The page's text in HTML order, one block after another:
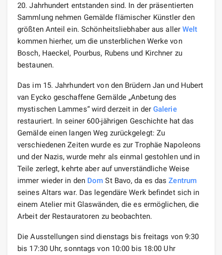
20. Jahrhundert entstanden sind. In der präsentierten
Sammlung nehmen Gemälde flämischer Künstler den
größten Anteil ein. Schönheitsliebhaber aus allerWelt
kommen hierher, um die unsterblichen Werke von
Bosch, Haeckel, Pourbus, Rubens und Kirchner zu
bestaunen.
Das im 15. Jahrhundert von den Brüdern Jan und Hubert
van Eycko geschaffene Gemälde „Anbetung des
mystischen Lammes“ wird derzeit in der Galerie
restauriert. In seiner 600-jährigen Geschichte hat das
Gemälde einen langen Weg zurückgelegt: Zu
verschiedenen Zeiten wurde es zur Trophäe Napoleons
und der Nazis, wurde mehr als einmal gestohlen und in
Teile zerlegt, kehrte aber auf unverständliche Weise
immer wieder in den Dom St Bavo, da es dasZentrum
seines Altars war. Das legendäre Werk befindet sich in
einem Atelier mit Glaswänden, die es ermöglichen, die
Arbeit der Restauratoren zu beobachten.
Die Ausstellungen sind dienstags bis freitags von 9:30
bis 17:30 Uhr, sonntags von 10:00 bis 18:00 Uhr